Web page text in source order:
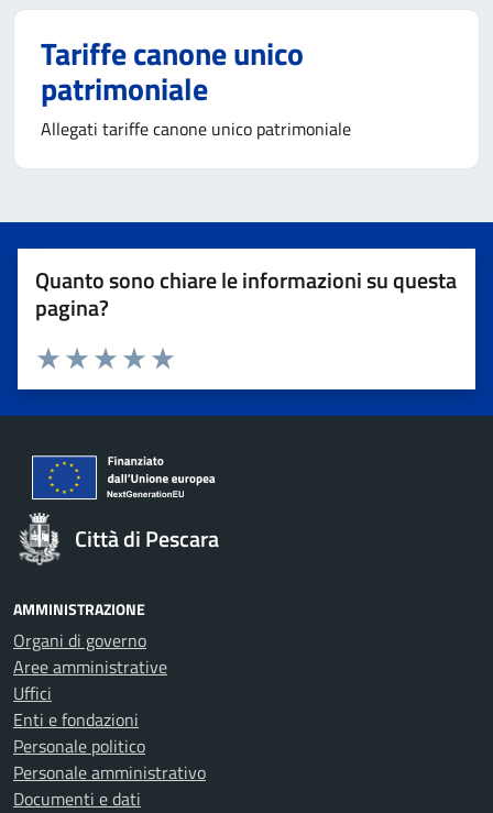
Tariffe canone unico
patrimoniale
Allegati tariffe canone unico patrimoniale
Quanto sono chiare le informazioni su questa
pagina?
Valuta 5 stelle su 5
Valuta 4 stelle su 5
Valuta 3 stelle su 5
Valuta 2 stelle su 5
Valuta 1 stelle su 5
Città di Pescara
AMMINISTRAZIONE
Organi di governo
Aree amministrative
Uffici
Enti e fondazioni
Personale politico
Personale amministrativo
Documenti e dati